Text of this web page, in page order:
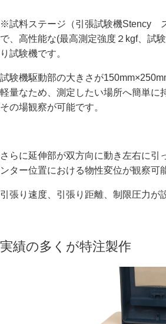
※試料ステージ（引張試験機Stency
で、高性能な(最高測定強度２kgf、試
り試験機です。
試験機駆動部の大きさが
軽量なため、測定したい場所へ簡単に
その場観察が可能です。
さらに延伸部が双方向に動き左右に引
ンター位置における物性変位が観察可
引張り速度、引張り距離、制限圧力が
実績の多くが特注製作